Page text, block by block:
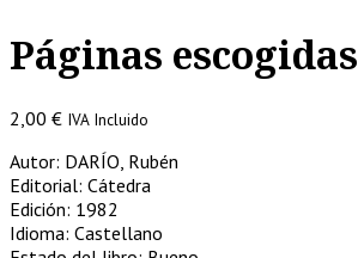
Páginas escogidas
2,00 € IVA Incluido
Autor: DARÍO, Rubén
Editorial: Cátedra
Edición: 1982
Idioma: Castellano